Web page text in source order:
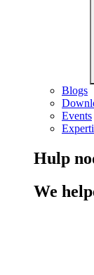
Blogs
Events
Hulp
We